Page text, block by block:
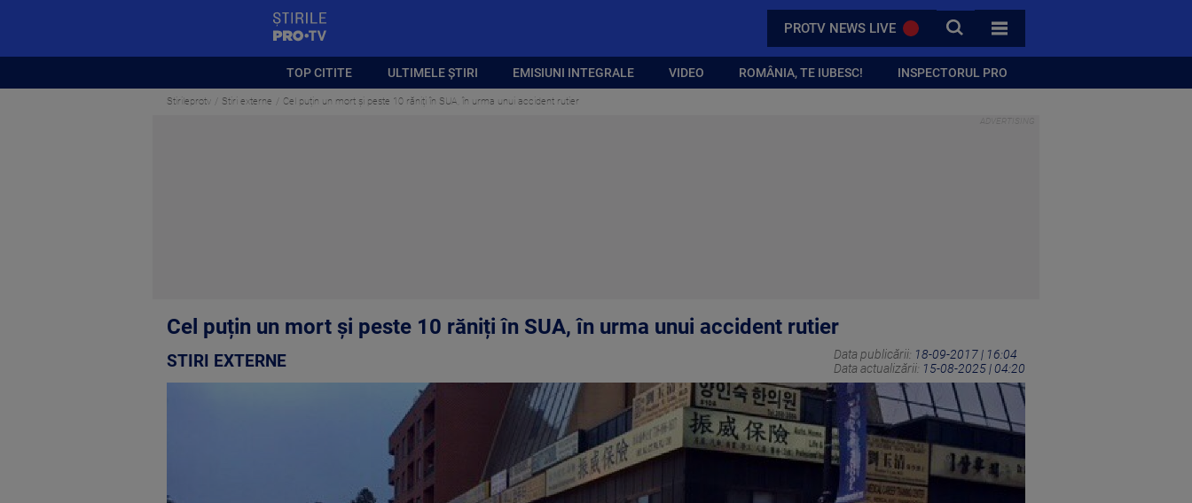
PROTV NEWS LIVE CAUTA
TOATE CATEGORIILE
TOP CITITE ULTIMELE ȘTIRI EMISIUNI INTEGRALE VIDEO ROMÂNIA, TE IUBESC! INSPECTORUL PRO
Stirileprotv Stiri externe Cel puțin un mort și peste 10 răniți în SUA, în urma unui accident rutier
Cel puțin un mort și peste 10 răniți în SUA, în urma unui accident rutier
STIRI EXTERNE Data publicării: 18-09-2017 | 16:04
Data actualizării: 15-08-2025 | 04:20